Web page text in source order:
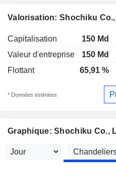
Valorisation: Shochiku
Capitalisation 150 Md
Valeur d'entreprise
150 Md
Flottant
65,91 %
* Données estimées
Graphique: Shochiku Co.,